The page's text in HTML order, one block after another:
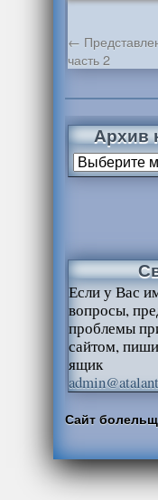
←
часть 2
Архив
Если у Вас
вопросы,
проблемы
сайтом,
ящик
Сайт